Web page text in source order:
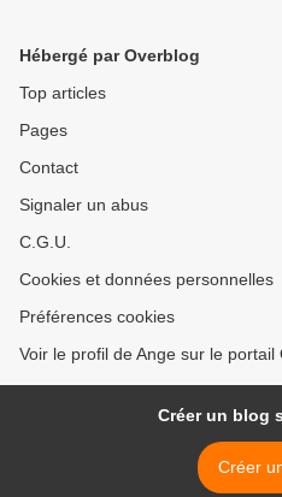
Hébergé par Overblog
Top articles
Pages
Contact
Signaler un abus
C.G.U.
Cookies et données personnelles
Préférences cookies
Voir le profil de Ange sur le portail
Créer un blog
Créer